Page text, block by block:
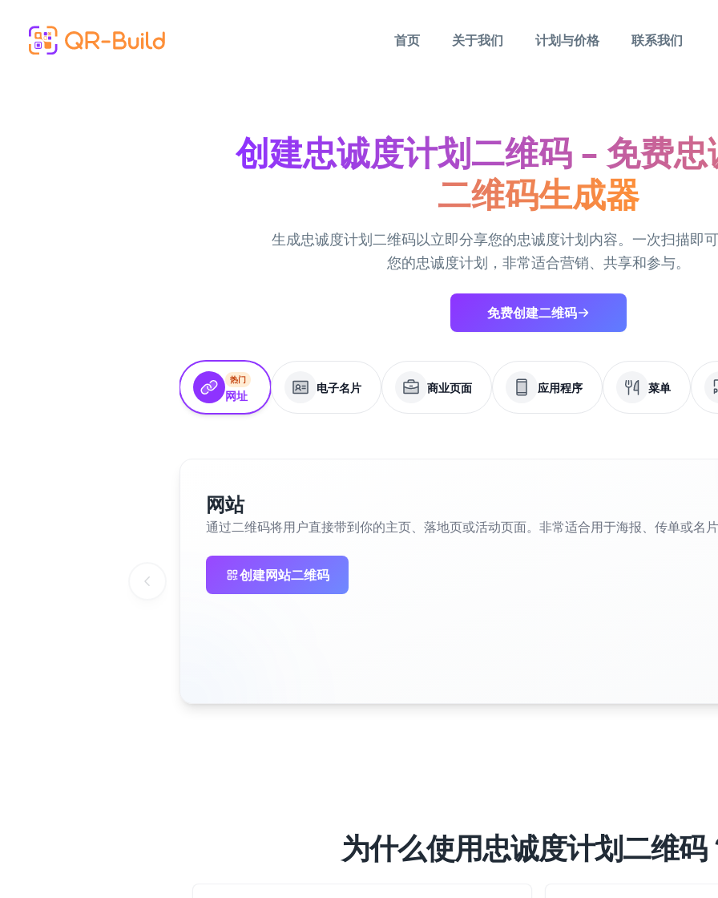
首页
关于我们 计划与价格 联系我们
创建忠诚度计划二维码 – 免费
二维码生成器
生成忠诚度计划二维码以立即分享您的忠诚度计划内容。一次扫描即
您的忠诚度计划，非常适合营销、共享和参与。
免费创建二维码
热门
网址
电子名片 商业页面 应用程序 菜单
网站
通过二维码将用户直接带到你的主页、落地页或活动页面。非常适合用于海报、传单或名
创建网站二维码
为什么使用忠诚度计划二维码